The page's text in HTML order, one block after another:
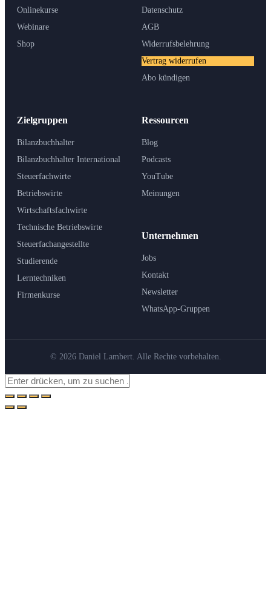
Onlinekurse
Webinare
Shop
Zielgruppen
Bilanzbuchhalter
Bilanzbuchhalter International
Steuerfachwirte
Betriebswirte
Wirtschaftsfachwirte
Technische Betriebswirte
Steuerfachangestellte
Studierende
Lerntechniken
Firmenkurse
Ressourcen
Blog
Podcasts
YouTube
Meinungen
Unternehmen
Jobs
Kontakt
Newsletter
WhatsApp-Gruppen
Datenschutz
AGB
Widerrufsbelehrung
Vertrag widerrufen
Abo kündigen
© 2026 Daniel Lambert. Alle Rechte vorbehalten.